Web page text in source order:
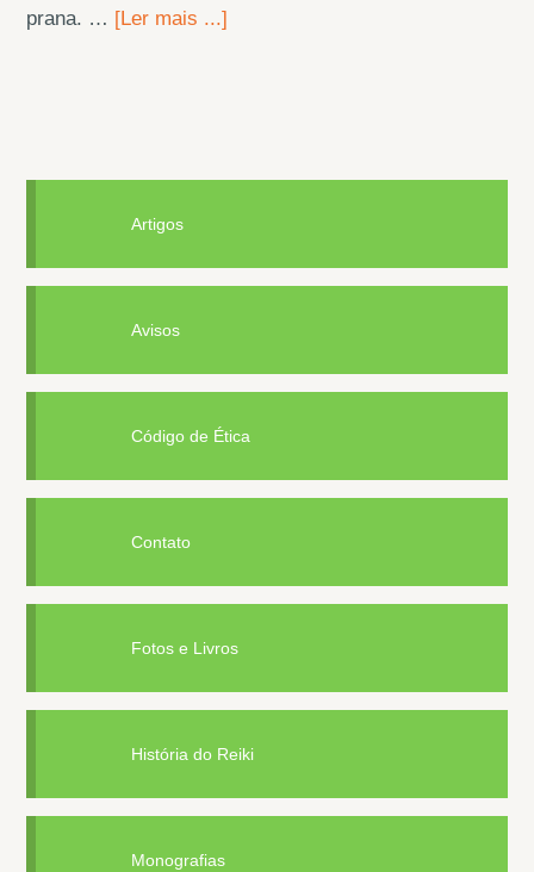
prana. … [Ler mais ...]
Artigos
Avisos
Código de Ética
Contato
Fotos e Livros
História do Reiki
Monografias